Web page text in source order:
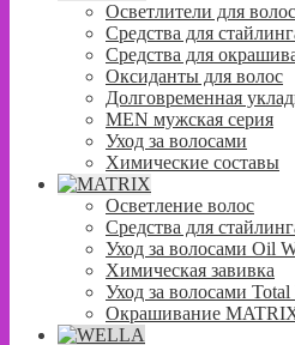
Осветлители для волос
Средства для
Средства для
Оксиданты для волос
Долговременная
MEN мужская серия
Уход за волосами
Химические составы
Осветление волос
Средства для
Уход за волосами Oil
Химическая завивка
Уход за волосами Total
Окрашивание